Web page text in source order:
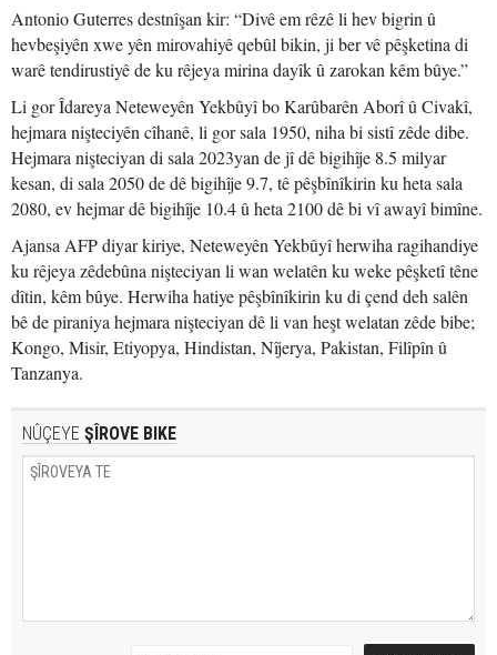
Antonio Guterres destnîşan kir: “Divê em rêzê li hev bigrin û
hevbeşiyên xwe yên mirovahiyê qebûl bikin, ji ber vê pêşketina di
warê tendirustiyê de ku rêjeya mirina dayîk û zarokan kêm bûye.”
Li gor Îdareya Neteweyên Yekbûyî bo Karûbarên Aborî û Civakî,
hejmara nişteciyên cîhanê, li gor sala 1950, niha bi sistî zêde dibe.
Hejmara nişteciyan di sala 2023yan de jî dê bigihîje 8.5 milyar
kesan, di sala 2050 de dê bigihîje 9.7, tê pêşbînîkirin ku heta sala
2080, ev hejmar dê bigihîje 10.4 û heta 2100 dê bi vî awayî bimîne.
Ajansa AFP diyar kiriye, Neteweyên Yekbûyî herwiha ragihandiye
ku rêjeya zêdebûna nişteciyan li wan welatên ku weke pêşketî têne
dîtin, kêm bûye. Herwiha hatiye pêşbînîkirin ku di çend deh salên
bê de piraniya hejmara nişteciyan dê li van heşt welatan zêde bibe;
Kongo, Misir, Etiyopya, Hindistan, Nîjerya, Pakistan, Filîpîn û
Tanzanya.
NÛÇEYE ŞÎROVE BIKE